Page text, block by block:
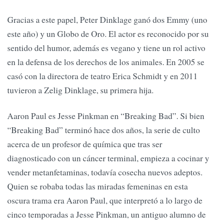
Gracias a este papel, Peter Dinklage ganó dos Emmy (uno
este año) y un Globo de Oro. El actor es reconocido por su
sentido del humor, además es vegano y tiene un rol activo
en la defensa de los derechos de los animales. En 2005 se
casó con la directora de teatro Erica Schmidt y en 2011
tuvieron a Zelig Dinklage, su primera hija.
Aaron Paul es Jesse Pinkman en “Breaking Bad”. Si bien
“Breaking Bad” terminó hace dos años, la serie de culto
acerca de un profesor de química que tras ser
diagnosticado con un cáncer terminal, empieza a cocinar y
vender metanfetaminas, todavía cosecha nuevos adeptos.
Quien se robaba todas las miradas femeninas en esta
oscura trama era Aaron Paul, que interpretó a lo largo de
cinco temporadas a Jesse Pinkman, un antiguo alumno de